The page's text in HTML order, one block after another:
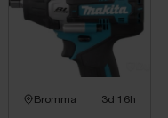
Bromma 3d 16h